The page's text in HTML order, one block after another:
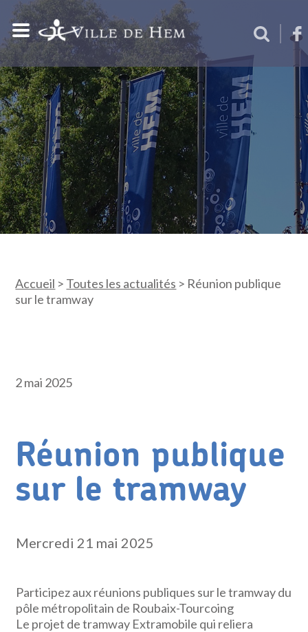
Accueil > Toutes les actualités > Réunion publique
sur le tramway
2 mai 2025
Réunion publique
sur le tramway
Mercredi 21 mai 2025
Participez aux réunions publiques sur le tramway du
pôle métropolitain de Roubaix-Tourcoing
Le projet de tramway Extramobile qui reliera